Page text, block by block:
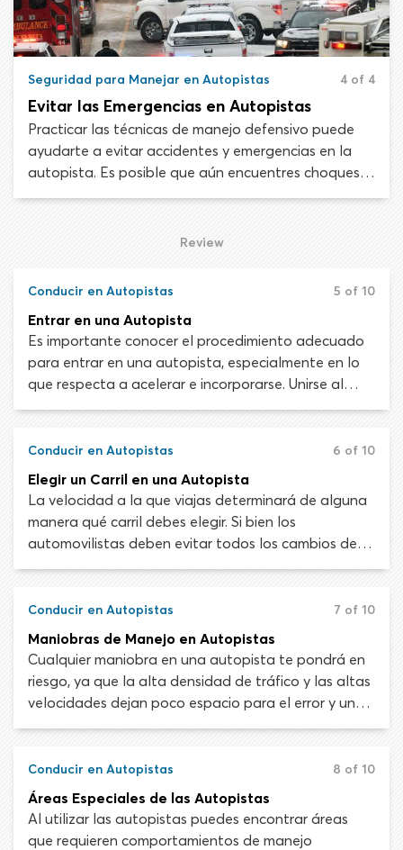
Seguridad para Manejar en Autopistas 4 of 4
Evitar las Emergencias en Autopistas
Practicar las técnicas de manejo defensivo puede
ayudarte a evitar accidentes y emergencias en la
autopista. Es posible que aún encuentres choques
sin importar el cuidado que tengas, ya que no
decisiones seguras todo el tiempo. La naturaleza de
muchos vehículos diferentes.
Review
Conducir en Autopistas 5 of 10
Entrar en una Autopista
Es importante conocer el procedimiento adecuado
para entrar en una autopista, especialmente en lo
que respecta a acelerar e incorporarse. Unirse al
tráfico a alta velocidad puede ser peligroso y
menos experimentados. Los secretos para entrar a
una autopista de manera segura y exitosa son estar
alerta, señalizar e igualar la velocidad del tráfico
Conducir en Autopistas 6 of 10
Elegir un Carril en una Autopista
La velocidad a la que viajas determinará de alguna
manera qué carril debes elegir. Si bien los
automovilistas deben evitar todos los cambios de
carril innecesarios, deben prepararse para cambiar
de manejo más segura. La distancia restante hasta
su salida prevista también influirá en la elección de
los carriles.
Conducir en Autopistas 7 of 10
Maniobras de Manejo en Autopistas
Cualquier maniobra en una autopista te pondrá en
riesgo, ya que la alta densidad de tráfico y las altas
velocidades dejan poco espacio para el error y una
pequeña ventana de tiempo para actuar en
de manera segura en una expressway es mantener
suficiente espacio alrededor del vehículo, seguir el
ritmo del flujo de tráfico y mirar la carretera
adelante en busca de peligros potenciales.
Conducir en Autopistas 8 of 10
Áreas Especiales de las Autopistas
Al utilizar las autopistas puedes encontrar áreas
que requieren comportamientos de manejo